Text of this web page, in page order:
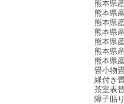
熊本県
熊本県
熊本県
熊本県
熊本県
熊本県
熊本県
畳小物
縁付き
茶室表
障子貼